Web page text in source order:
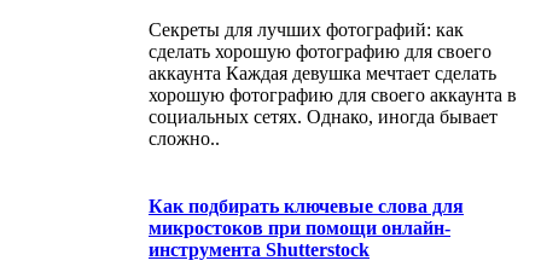
Секреты для лучших фотографий: как
сделать хорошую фотографию для своего
аккаунта Каждая девушка мечтает сделать
хорошую фотографию для своего аккаунта в
социальных сетях. Однако, иногда бывает
сложно..
Как подбирать ключевые слова для
микростоков при помощи онлайн-
инструмента Shutterstock